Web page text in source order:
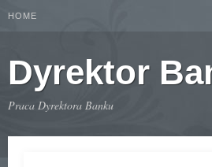
HOME
Dyrektor
Praca Dyrektora Banku